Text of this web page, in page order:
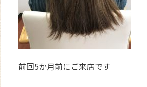
前回5か月前にご来店です